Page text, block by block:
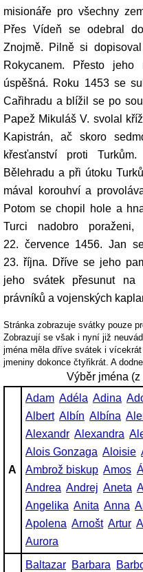
misionáře pro všechny
Přes Vídeň se odebral
Znojmě. Pilně si
Rokycanem. Přesto
úspěšná. Roku 1453 se
Cařihradu a blížil se po
Papež Mikuláš V. svolal
Kapistrán, ač skoro
křesťanství proti
Bělehradu a při útoku
mával korouhví a
Potom se chopil hole a
Turci nadobro
22. července 1456. Jan
23. října. Dříve se jeho
jeho svátek přesunut
právníků a vojenských
Stránka zobrazuje svátky pouze
Zobrazují se však i nyní již
jména měla dříve svátek i
jmeniny dokonce čtyřikrát. A
Výběr jména
A
Adam Adéla Adina
Albert Albín Albína
Alexandr Alexandra
Alois Gonzaga Aloisie
Ambrož biskup Amos
Andrea Andrej Aneta
Angelika Anita Anna
Apolena Arnošt Artur
Aurora
Baltazar Barbara